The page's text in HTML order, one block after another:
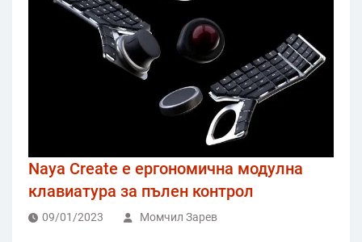
Naya Create е ергономична модулна
клавиатура за пълен контрол
09/01/2023 Момчил Зарев